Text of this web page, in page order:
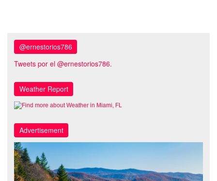
@ernestorios786
Tweets por el @ernestorios786.
Weather Report
Advertisement